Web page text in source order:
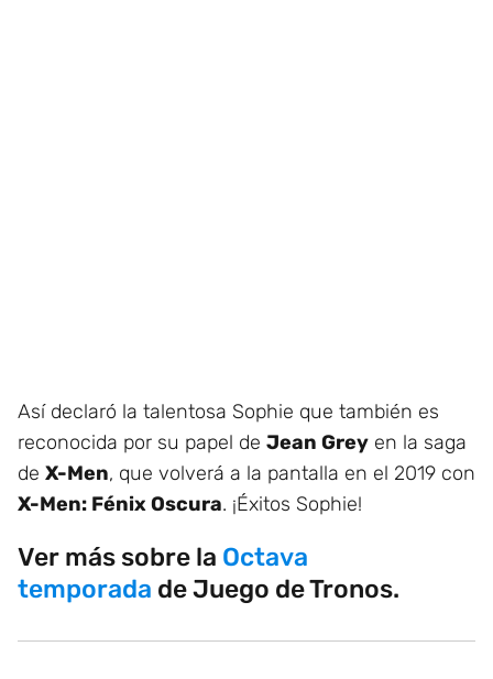
Así declaró la talentosa Sophie que también es
reconocida por su papel de Jean Grey en la saga
de X-Men, que volverá a la pantalla en el 2019 con
X-Men: Fénix Oscura. ¡Éxitos Sophie!
Ver más sobre la Octava
temporada de Juego de Tronos.